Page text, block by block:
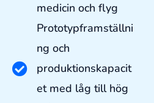
medicin och flyg
Prototypframställni
ng och
produktionskapacit
et med låg till hög